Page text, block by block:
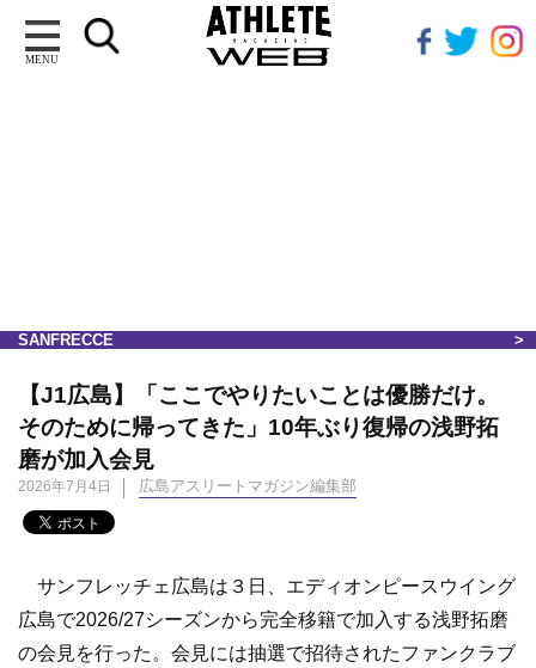
MENU
SANFRECCE
【J1広島】「ここでやりたいことは優勝だけ。
そのために帰ってきた」10年ぶり復帰の浅野拓
磨が加入会見
2026年7月4日 広島アスリートマガジン編集部
サンフレッチェ広島は３日、エディオンピースウイング
広島で2026/27シーズンから完全移籍で加入する浅野拓磨
の会見を行った。会見には抽選で招待されたファンクラブ